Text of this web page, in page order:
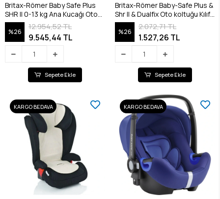
Britax-Römer Baby Safe Plus
SHR II 0-13 kg Ana Kucağı Oto
Koltuğu / Cosmos Black
%26
12.954,52 TL
9.545,44 TL
Sepete Ekle
Britax-Römer Baby-Safe Plus &
Shr ll & Dualfix Oto koltuğu Kılıf /
Beige
%26
2.072,71 TL
1.527,26 TL
Sepete Ekle
KARGO BEDAVA KARGO BEDAVA